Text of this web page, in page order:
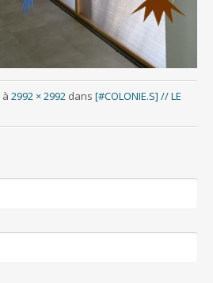
à 2992 × 2992dans [#COLONIE.S] // LE